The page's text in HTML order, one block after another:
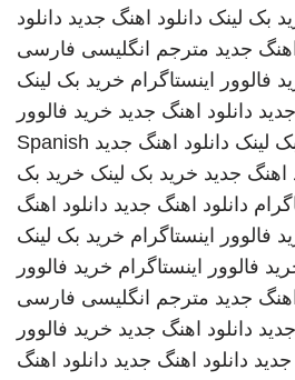
بک لینک دانلود اهنگ جدید دانلود
جدید مترجم انگلیسی فارسی
فالوور اینستاگرام خرید بک لینک
دانلود اهنگ جدید خرید فالوور
لینک دانلود اهنگ جدید Spanish
اهنگ جدید خرید بک لینک خرید بک
دانلود اهنگ جدید دانلود اهنگ
فالوور اینستاگرام خرید بک لینک
فالوور اینستاگرام خرید فالوور
جدید مترجم انگلیسی فارسی
دانلود اهنگ جدید خرید فالوور
جدید دانلود اهنگ جدید دانلود اهنگ